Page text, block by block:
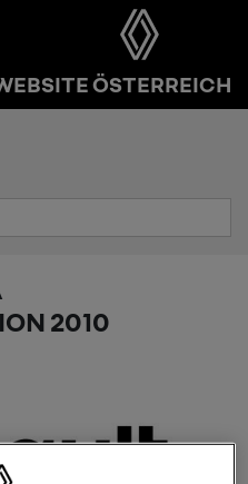
ÖSTERREICH
2010